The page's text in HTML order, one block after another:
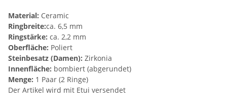
Material: Ceramic
Ringbreite:ca. 6,5 mm
Ringstärke: ca. 2,2 mm
Oberfläche: Poliert
Steinbesatz (Damen): Zirkonia
Innenfläche: bombiert (abgerundet)
Menge: 1 Paar (2 Ringe)
Der Artikel wird mit Etui versendet